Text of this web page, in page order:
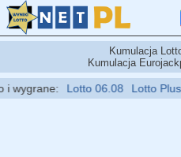
Kumulacja
Kumulacja
Lotto 06.08 Lotto Plus